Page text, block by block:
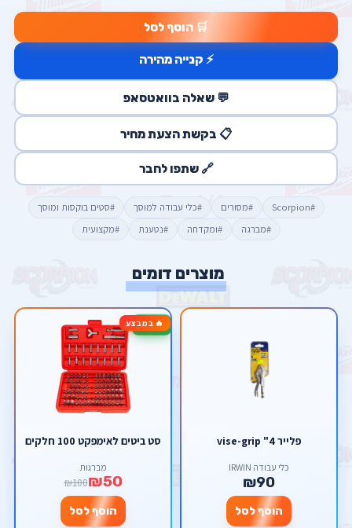
🛒 הוסף לסל
⚡ קנייה מהירה
💬 שאלה בוואטסאפ
📋 בקשת הצעת מחיר
🔗 שתפו לחבר
#Scorpion #מסורים #כלי עבודה למוסך
#סטים בוקסות ומוסך
#מברגה
#ומקדחה #נטענת #מקצועית
מוצרים דומים
פלייר 4" vise-grip
כלי עבודה IRWIN
₪90
הוסף לסל
🔥 במבצע-50%
סט ביטים לאימפקט 100 חלקים
מברגות
₪50
₪100
הוסף לסל